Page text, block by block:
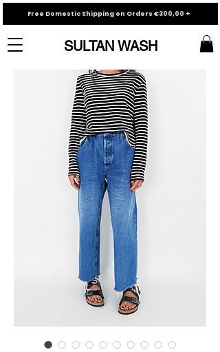
SULTAN WASH
Free Domestic Shipping on Orders €300,00 +